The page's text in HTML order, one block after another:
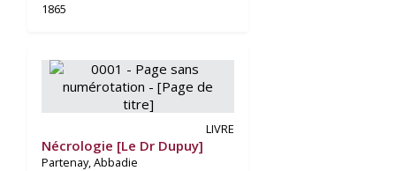
1865
LIVRE
Nécrologie [Le Dr Dupuy]
Partenay, Abbadie